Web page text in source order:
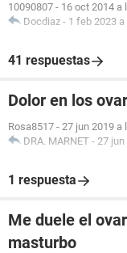
10090807 - 16 oct 2014 a
Docdiaz - 1 feb 2023
41 respuestas
Dolor en los
Rosa8517 - 27 jun 2019 a
DRA. MARNET - 27 jun
1 respuesta
Me duele el
masturbo